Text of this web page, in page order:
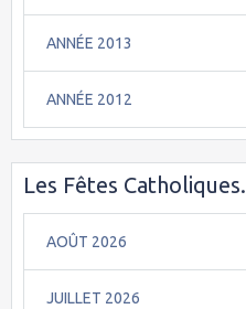
ANNÉE 2013
ANNÉE 2012
Les Fêtes Catholiques.
AOÛT 2026
JUILLET 2026